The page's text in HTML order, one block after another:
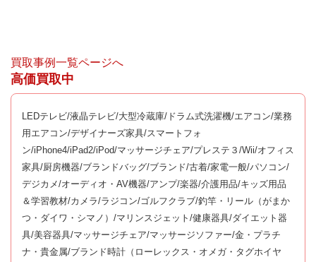
買取事例一覧ページへ
高価買取中
LEDテレビ/液晶テレビ/大型冷蔵庫/ドラム式洗濯機/エアコン/業務
用エアコン/デザイナーズ家具/スマートフォ
ン/iPhone4/iPad2/iPod/マッサージチェア/プレステ３/Wii/オフィス
家具/厨房機器/ブランドバッグ/ブランド/古着/家電一般/パソコン/
デジカメ/オーディオ・AV機器/アンプ/楽器/介護用品/キッズ用品
＆学習教材/カメラ/ラジコン/ゴルフクラブ/釣竿・リール（がまか
つ・ダイワ・シマノ）/マリンスジェット/健康器具/ダイエット器
具/美容器具/マッサージチェア/マッサージソファー/金・プラチ
ナ・貴金属/ブランド時計（ローレックス・オメガ・タグホイヤ